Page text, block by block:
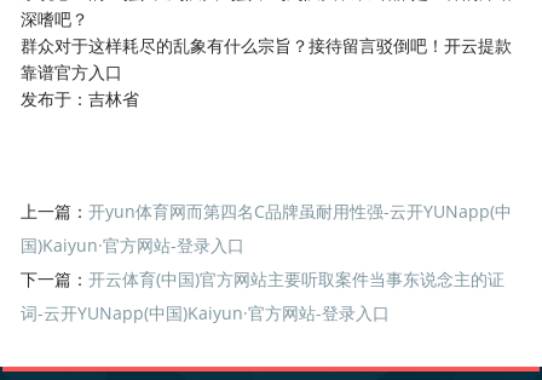
深嗜吧？
群众对于这样耗尽的乱象有什么宗旨？接待留言驳倒吧！开云提款
靠谱官方入口
发布于：吉林省
上一篇：开yun体育网而第四名C品牌虽耐用性强-云开YUNapp(中
国)Kaiyun·官方网站-登录入口
下一篇：开云体育(中国)官方网站主要听取案件当事东说念主的证
词-云开YUNapp(中国)Kaiyun·官方网站-登录入口